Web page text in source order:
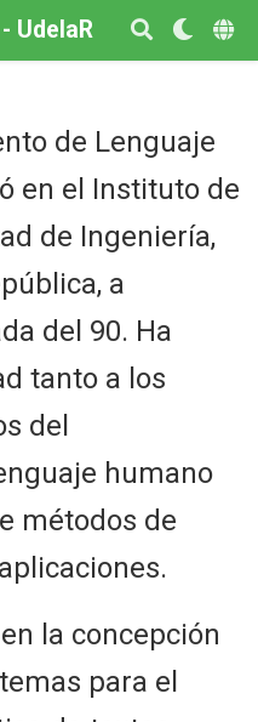
UdelaR
de Lenguaje
en el Instituto de
de Ingeniería,
a
del 90. Ha
tanto a los
del
humano
métodos de
la concepción
para el